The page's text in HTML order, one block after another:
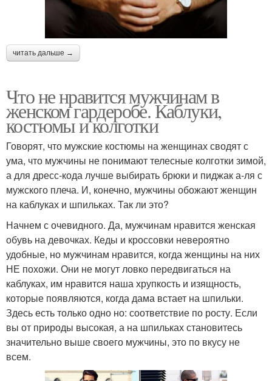
читать дальше →
Что не нравится мужчинам в
женском гардеробе. Каблуки,
костюмы и колготки
Говорят, что мужские костюмы на женщинах сводят с
ума, что мужчины не понимают телесные колготки зимой,
а для дресс-кода лучше выбирать брюки и пиджак а-ля с
мужского плеча. И, конечно, мужчины обожают женщин
на каблуках и шпильках. Так ли это?
Начнем с очевидного. Да, мужчинам нравится женская
обувь на девочках. Кеды и кроссовки невероятно
удобные, но мужчинам нравится, когда женщины на них
НЕ похожи. Они не могут ловко передвигаться на
каблуках, им нравится наша хрупкость и изящность,
которые появляются, когда дама встает на шпильки.
Здесь есть только одно но: соответствие по росту. Если
вы от природы высокая, а на шпильках становитесь
значительно выше своего мужчины, это по вкусу не
всем.